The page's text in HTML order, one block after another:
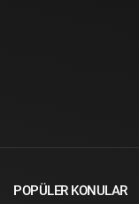
POPÜLER KONULAR